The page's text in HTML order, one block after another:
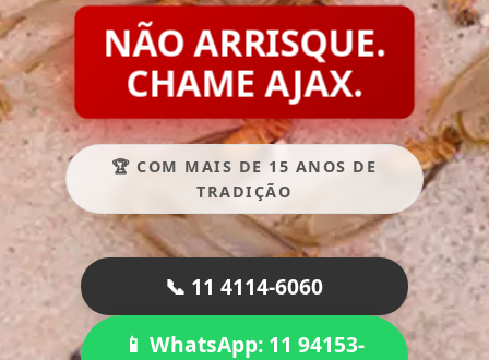
NÃO ARRISQUE.
CHAME AJAX.
🏆 COM MAIS DE 15 ANOS DE
TRADIÇÃO
📞 11 4114-6060
📱 WhatsApp: 11 94153-